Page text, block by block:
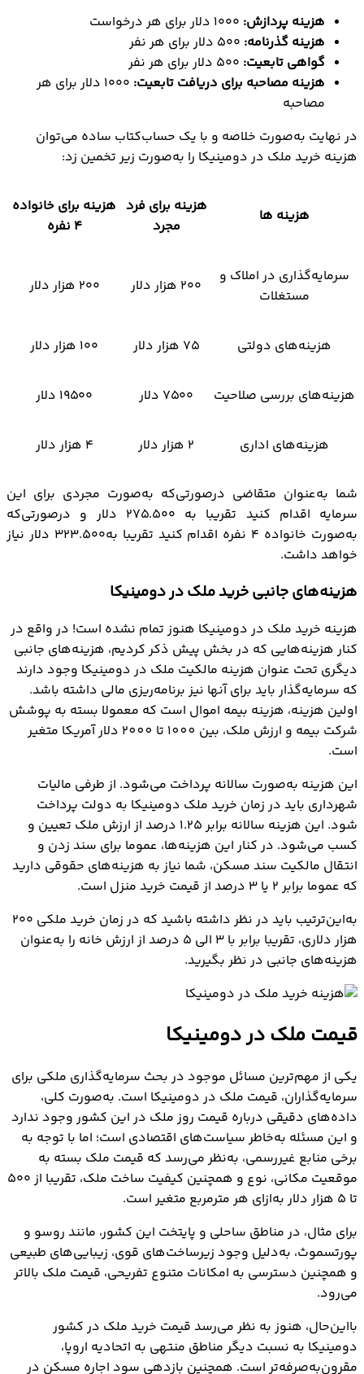
هزینه پردازش:
هزینه گذرنامه:
گواهی تابعیت:
هزینه مصاحبه برای دریافت تابعیت:
۱۰۰۰ دلار برای هر
مصاحبه
در نهایت به‌صورت خلاصه و با یک حساب‌کتاب ساده می‌توان
هزینه خرید ملک در دومینیکا را به‌صورت زیر تخمین زد:
هزینه ها
هزینه برای فرد
مجرد
هزینه برای خانواده
۴ نفره
سرمایه‌گذاری در املاک و
مستغلات
۲۰۰ هزار دلار ۲۰۰ هزار دلار
هزینه‌های دولتی ۷۵ هزار دلار ۱۰۰ هزار دلار
هزینه‌های بررسی صلاحیت ۷۵۰۰ دلار ۱۹۵۰۰ دلار
هزینه‌های اداری ۲ هزار دلار ۴ هزار دلار
شما به‌عنوان متقاضی درصورتی‌که به‌صورت مجردی برای این
سرمایه اقدام کنید تقریبا به ۲۷۵.۵۰۰ دلار و درصورتی‌که
به‌صورت خانواده ۴ نفره اقدام کنید تقریبا به۳۲۳.۵۰۰ دلار نیاز
خواهد داشت.
هزینه‌های جانبی خرید ملک در دومینیکا
هزینه خرید ملک در دومینیکا هنوز تمام نشده است! در واقع در
کنار هزینه‌هایی که در بخش پیش ذکر کردیم، هزینه‌های جانبی
دیگری تحت عنوان هزینه مالکیت ملک در دومینیکا وجود دارند
که سرمایه‌گذار باید برای آنها نیز برنامه‌ریزی مالی داشته باشد.
اولین هزینه، هزینه بیمه اموال است که معمولا بسته به پوشش
شرکت بیمه و ارزش ملک، بین 1000 تا 2000 دلار آمریکا متغیر
است.
این هزینه به‌صورت سالانه پرداخت می‌شود. از طرفی مالیات
شهرداری باید در زمان خرید ملک دومینیکا به دولت پرداخت
شود. این هزینه سالانه برابر ۱.۲۵ درصد از ارزش ملک تعیین‌ و
کسب می‌شود. در کنار این هزینه‌ها، عموما برای سند زدن و
انتقال مالکیت سند مسکن، شما نیاز به هزینه‌های حقوقی دارید
که عموما برابر ۲ یا ۳ درصد از قیمت خرید منزل است.
به‌این‌ترتیب باید در نظر داشته باشید که در زمان خرید ملکی ۲۰۰
هزار دلاری، تقریبا برابر با ۳ الی ۵ درصد از ارزش خانه را به‌عنوان
هزینه‌های جانبی در نظر بگیرید.
قیمت ملک در دومینیکا
یکی از مهم‌ترین مسائل موجود در بحث سرمایه‌گذاری ملکی برای
سرمایه‌گذاران، قیمت ملک در دومینیکا است. به‌صورت کلی،
داده‌های دقیقی درباره قیمت روز ملک در این کشور وجود ندارد
و این مسئله به‌خاطر سیاست‌های اقتصادی است؛ اما با توجه به
برخی منابع غیررسمی، به‌نظر می‌رسد که قیمت ملک بسته به
موقعیت مکانی، نوع و همچنین کیفیت ساخت ملک، تقریبا از ۵۰۰
تا ۵ هزار دلار به‌ازای هر مترمربع متغیر است.
برای مثال، در مناطق ساحلی و پایتخت این کشور، مانند روسو و
پورتسموث، به‌دلیل وجود زیرساخت‌های قوی، زیبایی‌های طبیعی
و همچنین دسترسی به امکانات متنوع تفریحی، قیمت ملک بالاتر
می‌رود.
بااین‌حال، هنوز به نظر می‌رسد قیمت خرید ملک در کشور
دومینیکا به نسبت دیگر مناطق منتهی به اتحادیه اروپا،
مقرون‌به‌صرفه‌تر است. همچنین بازدهی سود اجاره مسکن در